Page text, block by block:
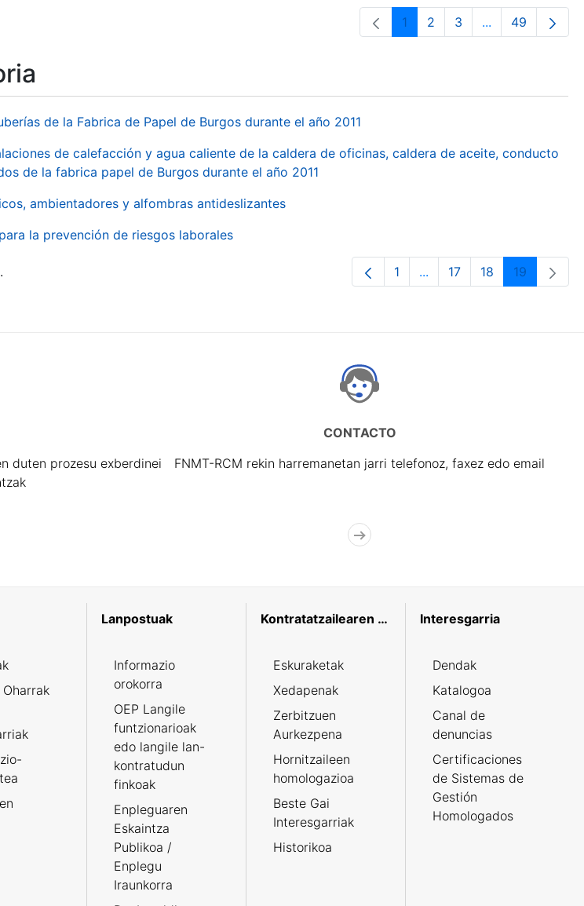
Orrialdea
1 Orrialdea
2 Orrialdea
3 ...Intermediate
Orrialdea
49
de la Fabrica de Papel de Burgos durante el año 2011
de calefacción y agua caliente de la caldera de oficinas, caldera de aceite, conducto
de la fabrica papel de Burgos durante el año 2011
ambientadores y alfombras antideslizantes
la prevención de riesgos laborales
Orrialdea
1 ...Intermediate Pages Use
Orrialdea
17 Orrialdea
18 Orrialdea
19
duten prozesu exberdinei
CONTACTO
FNMT-RCM rekin harremanetan jarri telefonoz, faxez edo email
Lanpostuak
Informazio
orokorra
OEP Langile
funtzionarioak
edo langile lan-
kontratudun
finkoak
Enpleguaren
Eskaintza
Publikoa /
Enplegu
Iraunkorra
Kontratatzailearen profila
Eskuraketak
Xedapenak
Zerbitzuen
Aurkezpena
Hornitzaileen
homologazioa
Beste Gai
Interesgarriak
Historikoa
Interesgarria
Dendak
Katalogoa
Canal de
denuncias
Certificaciones
de Sistemas de
Gestión
Homologados